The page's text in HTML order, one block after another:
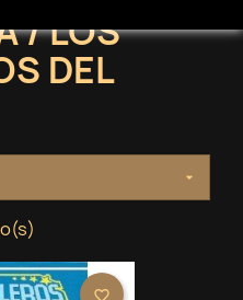
/ LOS
DEL

favorite_border